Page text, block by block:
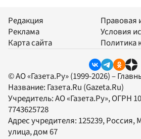
Редакция
Реклама
Карта сайта
Правовая
Условия
Политика
© АО «Газета.Ру» (1999-2026) –
Название: Газета.Ru (Gazeta.Ru)
Учредитель:АО «Газета.Ру», ОГРН
7743625728
Адрес учредителя: 125239, Россия,
улица, дом 67